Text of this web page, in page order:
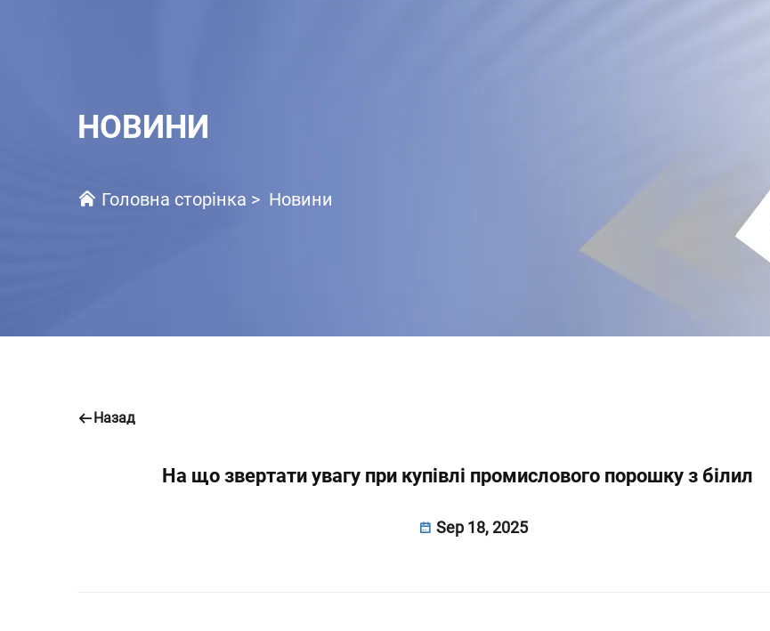
НОВИНИ
Головна сторінка > Новини
Назад
На що звертати увагу при купівлі промислового порошку з білил
Sep 18, 2025